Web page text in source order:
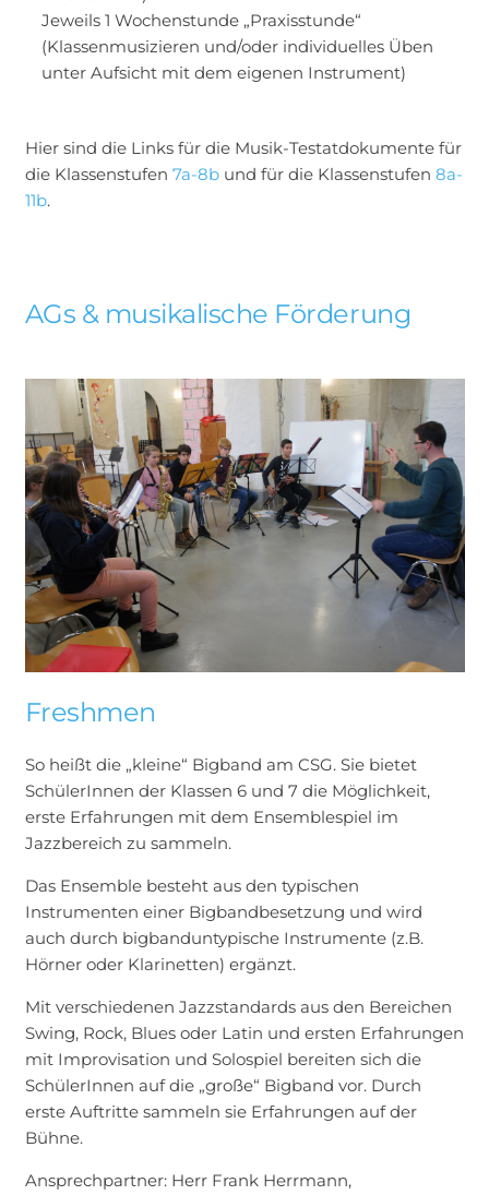
Jeweils 1 Wochenstunde „Praxisstunde“
(Klassenmusizieren und/oder individuelles Üben
unter Aufsicht mit dem eigenen Instrument)
Hier sind die Links für die Musik-Testatdokumente für
die Klassenstufen 7a-8bund für die Klassenstufen 8a-
11b.
AGs & musikalische Förderung
Freshmen
So heißt die „kleine“ Bigband am CSG. Sie bietet
SchülerInnen der Klassen 6 und 7 die Möglichkeit,
erste Erfahrungen mit dem Ensemblespiel im
Jazzbereich zu sammeln.
Das Ensemble besteht aus den typischen
Instrumenten einer Bigbandbesetzung und wird
auch durch bigbanduntypische Instrumente (z.B.
Hörner oder Klarinetten) ergänzt.
Mit verschiedenen Jazzstandards aus den Bereichen
Swing, Rock, Blues oder Latin und ersten Erfahrungen
mit Improvisation und Solospiel bereiten sich die
SchülerInnen auf die „große“ Bigband vor. Durch
erste Auftritte sammeln sie Erfahrungen auf der
Bühne.
Ansprechpartner: Herr Frank Herrmann,